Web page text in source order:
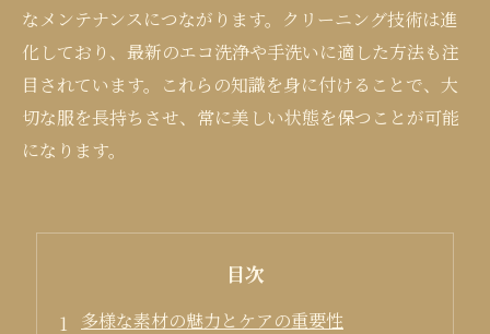
なメンテナンスにつながります。クリーニング技術は進
化しており、最新のエコ洗浄や手洗いに適した方法も注
目されています。これらの知識を身に付けることで、大
切な服を長持ちさせ、常に美しい状態を保つことが可能
になります。
目次
多様な素材の魅力とケアの重要性